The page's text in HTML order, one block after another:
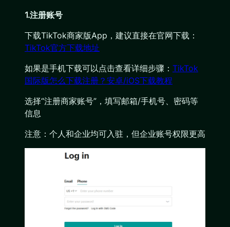
‌1.注册账号
下载TikTok商家版App，建议直接在官网下载：
TikTok官方下载地址
如果是手机下载可以点击查看详细步骤： TikTok
国际版怎么下载注册？安卓/iOS下载教程
选择“注册商家账号”，填写邮箱/手机号、密码等
信息
注意：个人和企业均可入驻，但企业账号权限更高